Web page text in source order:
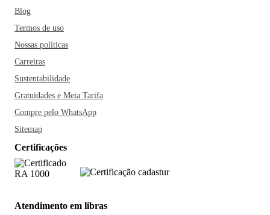
Blog
Termos de uso
Nossas políticas
Carreiras
Sustentabilidade
Gratuidades e Meia Tarifa
Compre pelo WhatsApp
Sitemap
Certificações
Atendimento em libras